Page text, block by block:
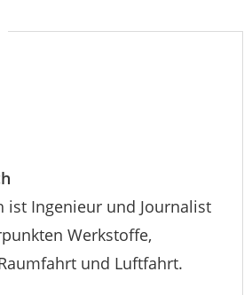
ist Ingenieur und Journalist
Werkstoffe,
und Luftfahrt.